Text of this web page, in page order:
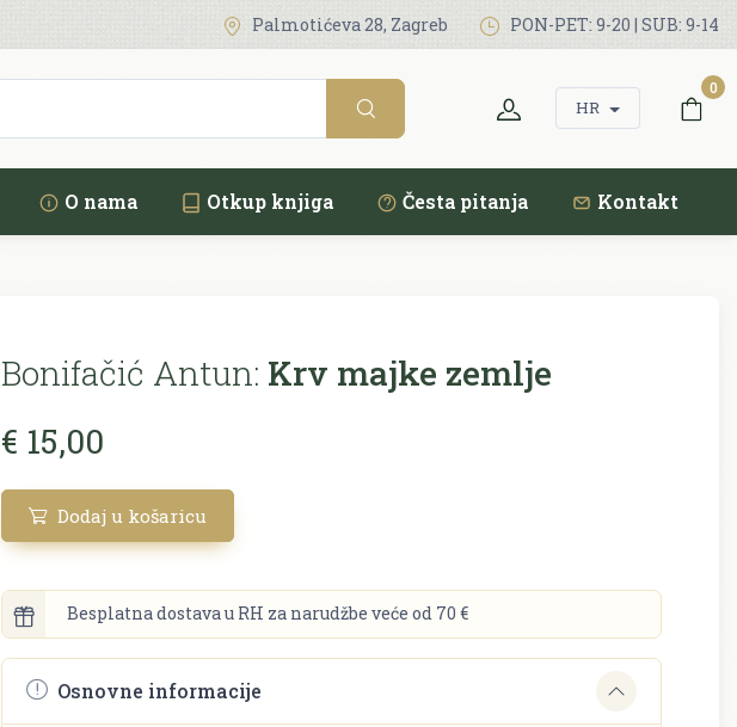
Palmotićeva 28, Zagreb PON-PET: 9-20 | SUB: 9-14
HR
0
O nama Otkup knjiga Česta pitanja Kontakt
Bonifačić Antun: Krv majke zemlje
€ 15,00
Dodaj u košaricu
Besplatna dostava u RH za narudžbe veće od 70 €
Osnovne informacije